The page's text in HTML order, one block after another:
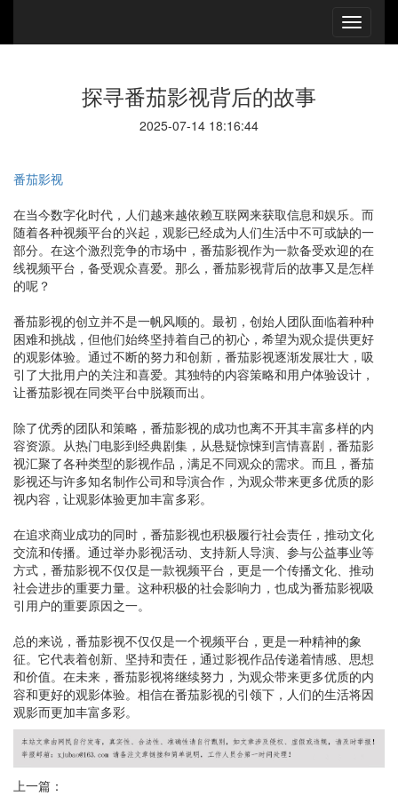
探寻番茄影视背后的故事
2025-07-14 18:16:44
番茄影视
在当今数字化时代，人们越来越依赖互联网来获取信息和娱乐。而
随着各种视频平台的兴起，观影已经成为人们生活中不可或缺的一
部分。在这个激烈竞争的市场中，番茄影视作为一款备受欢迎的在
线视频平台，备受观众喜爱。那么，番茄影视背后的故事又是怎样
的呢？
番茄影视的创立并不是一帆风顺的。最初，创始人团队面临着种种
困难和挑战，但他们始终坚持着自己的初心，希望为观众提供更好
的观影体验。通过不断的努力和创新，番茄影视逐渐发展壮大，吸
引了大批用户的关注和喜爱。其独特的内容策略和用户体验设计，
让番茄影视在同类平台中脱颖而出。
除了优秀的团队和策略，番茄影视的成功也离不开其丰富多样的内
容资源。从热门电影到经典剧集，从悬疑惊悚到言情喜剧，番茄影
视汇聚了各种类型的影视作品，满足不同观众的需求。而且，番茄
影视还与许多知名制作公司和导演合作，为观众带来更多优质的影
视内容，让观影体验更加丰富多彩。
在追求商业成功的同时，番茄影视也积极履行社会责任，推动文化
交流和传播。通过举办影视活动、支持新人导演、参与公益事业等
方式，番茄影视不仅仅是一款视频平台，更是一个传播文化、推动
社会进步的重要力量。这种积极的社会影响力，也成为番茄影视吸
引用户的重要原因之一。
总的来说，番茄影视不仅仅是一个视频平台，更是一种精神的象
征。它代表着创新、坚持和责任，通过影视作品传递着情感、思想
和价值。在未来，番茄影视将继续努力，为观众带来更多优质的内
容和更好的观影体验。相信在番茄影视的引领下，人们的生活将因
观影而更加丰富多彩。
上一篇：